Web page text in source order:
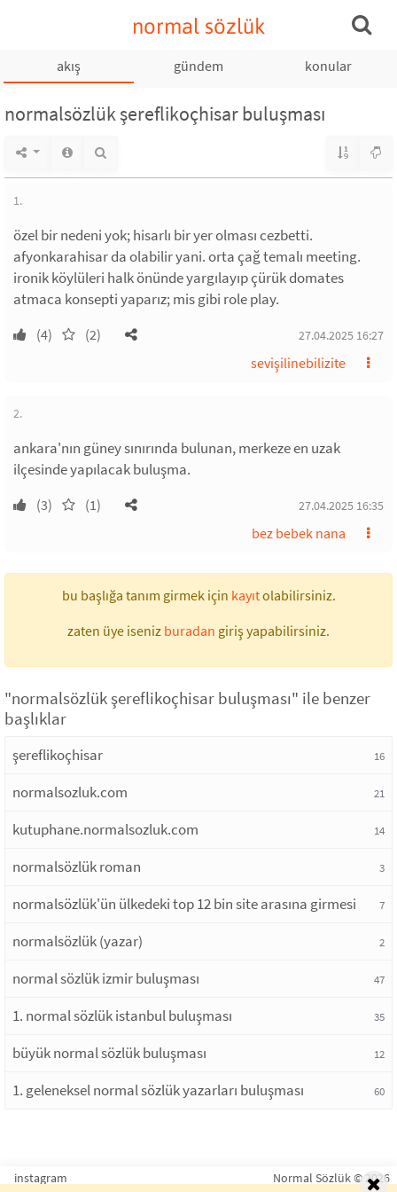
normal sözlük
akış gündem konular
normalsözlük şereflikoçhisar buluşması
1.
özel bir nedeni yok; hisarlı bir yer olması cezbetti.
afyonkarahisar da olabilir yani. orta çağ temalı meeting.
ironik köylüleri halk önünde yargılayıp çürük domates
atmaca konsepti yaparız; mis gibi role play.
(4) (2) 27.04.2025 16:27
sevişilinebilizite
2.
ankara'nın güney sınırında bulunan, merkeze en uzak
ilçesinde yapılacak buluşma.
(3) (1) 27.04.2025 16:35
bez bebek nana
bu başlığa tanım girmek için kayıtolabilirsiniz.
zaten üye iseniz buradan giriş yapabilirsiniz.
"normalsözlük şereflikoçhisar buluşması" ile benzer
başlıklar
şereflikoçhisar 16
normalsozluk.com 21
kutuphane.normalsozluk.com 14
normalsözlük roman 3
normalsözlük'ün ülkedeki top 12 bin site arasına girmesi 7
normalsözlük (yazar) 2
normal sözlük izmir buluşması 47
1. normal sözlük istanbul buluşması 35
büyük normal sözlük buluşması 12
1. geleneksel normal sözlük yazarları buluşması 60
instagram Normal Sözlük © 2026